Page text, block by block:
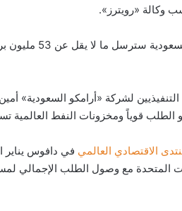
«رويترز».
لشركة «أرامكو السعودية»
الطلب قوياً ومخزونات النفط العالمية
الاقتصادي العالمي في دافوس يناير
المتحدة مع وصول الطلب الإجمالي